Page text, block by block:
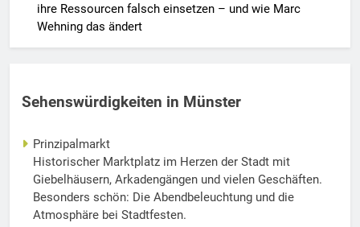
ihre Ressourcen falsch einsetzen – und wie Marc
Wehning das ändert
Sehenswürdigkeiten in Münster
Prinzipalmarkt
Historischer Marktplatz im Herzen der Stadt mit
Giebelhäusern, Arkadengängen und vielen Geschäften.
Besonders schön: Die Abendbeleuchtung und die
Atmosphäre bei Stadtfesten.